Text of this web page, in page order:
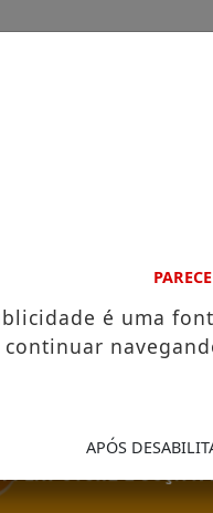
DOS 168
é uma
continuar
APÓS